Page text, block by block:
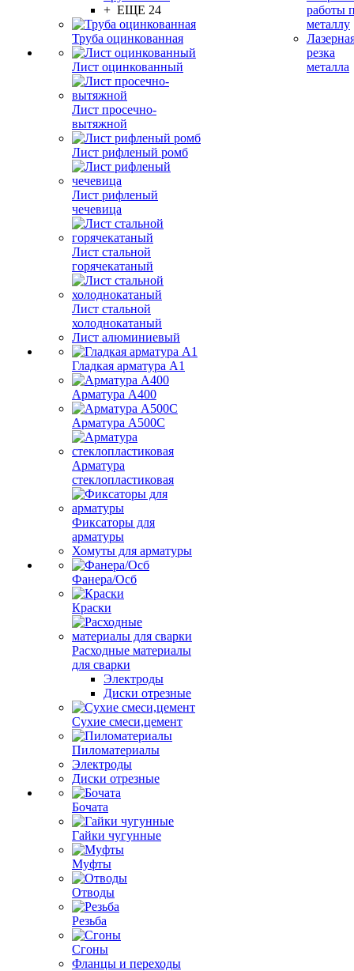
+ ЕЩЕ 24
Труба оцинкованная
Лист оцинкованный
Лист просечно-
вытяжной
Лист рифленый ромб
Лист рифленый
чечевица
Лист стальной
горячекатаный
Лист стальной
холоднокатаный
Лист алюминиевый
Гладкая арматура А1
Арматура А400
Арматура A500C
Арматура
стеклопластиковая
Фиксаторы для
арматуры
Хомуты для арматуры
Фанера/Осб
Краски
Расходные материалы
для сварки
Электроды
Диски отрезные
Сухие смеси,цемент
Пиломатериалы
Электроды
Диски отрезные
Бочата
Гайки чугунные
Муфты
Отводы
Резьба
Сгоны
Фланцы и переходы
работы
металлу
резка
металла